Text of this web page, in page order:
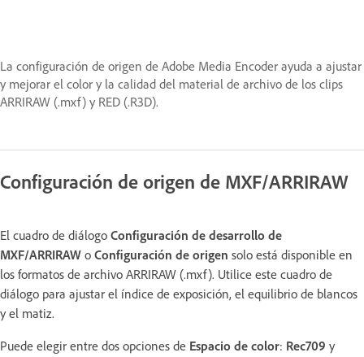
La configuración de origen de Adobe Media Encoder ayuda a ajustar
y mejorar el color y la calidad del material de archivo de los clips
ARRIRAW (.mxf) y RED (.R3D).
Configuración de origen de MXF/ARRIRAW
El cuadro de diálogo Configuración de desarrollo de
MXF/ARRIRAW o Configuración de origen solo está disponible en
los formatos de archivo ARRIRAW (.mxf). Utilice este cuadro de
diálogo para ajustar el índice de exposición, el equilibrio de blancos
y el matiz.
Puede elegir entre dos opciones de Espacio de color: Rec709 y